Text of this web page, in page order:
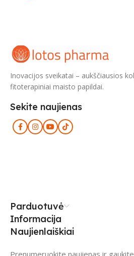
Inovacijos sveikatai – aukščiausios
fitoterapiniai maisto papildai.
Sekite naujienas
Parduotuvė
Informacija
Naujienlaiškiai